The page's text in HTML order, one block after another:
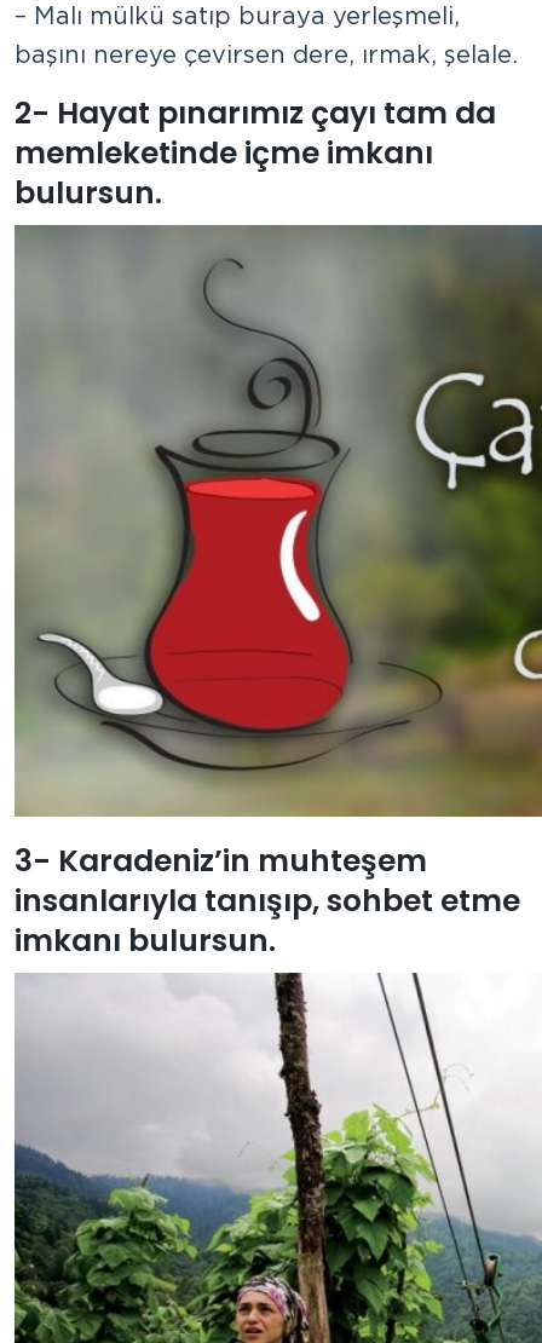
– Malı mülkü satıp buraya yerleşmeli,
başını nereye çevirsen dere, ırmak, şelale.
2- Hayat pınarımız çayı tam da
memleketinde içme imkanı
bulursun.
3- Karadeniz’in muhteşem
insanlarıyla tanışıp, sohbet etme
imkanı bulursun.